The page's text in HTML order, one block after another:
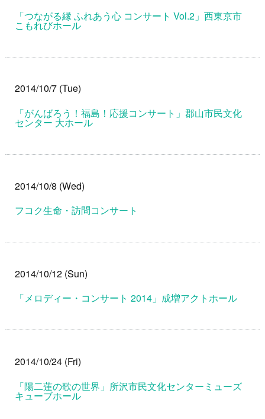
「つながる縁 ふれあう心 コンサート Vol.2」西東京市
こもれびホール
2014/10/7 (Tue)
「がんばろう！福島！応援コンサート」郡山市民文化
センター 大ホール
2014/10/8 (Wed)
フコク生命・訪問コンサート
2014/10/12 (Sun)
「メロディー・コンサート 2014」成増アクトホール
2014/10/24 (Fri)
「陽二蓮の歌の世界」所沢市民文化センターミューズ
キューブホール